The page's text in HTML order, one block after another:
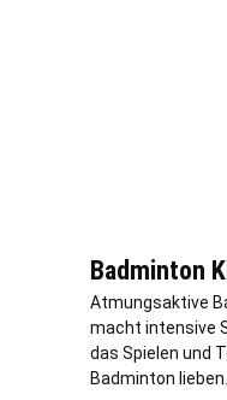
Badminton
Atmungsaktive
macht intensive
das Spielen und
Badminton lieben.